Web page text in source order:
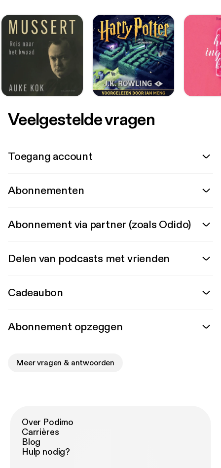
Veelgestelde vragen
Toegang account
Abonnementen
Abonnement via partner (zoals Odido)
Delen van podcasts met vrienden
Cadeaubon
Abonnement opzeggen
Meer vragen & antwoorden
Over Podimo
Carrières
Blog
Hulp nodig?